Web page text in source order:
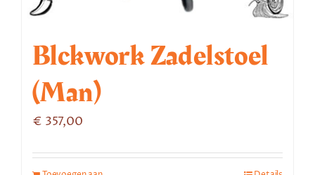
Blckwork Zadelstoel
(man)
€ 357,00